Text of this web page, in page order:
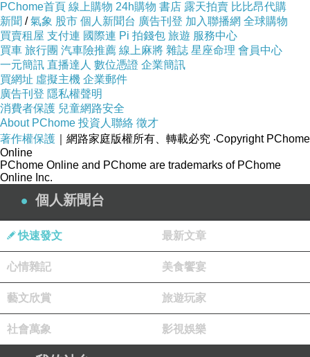
PChome首頁 線上購物 24h購物 書店 露天拍賣 比比昂代購
新聞 /氣象 股市 個人新聞台 廣告刊登 加入聯播網 全球購物
買賣租屋 支付連 國際連 Pi 拍錢包 旅遊 服務中心
買車 旅行團 汽車險推薦 線上麻將 雜誌 星座命理 會員中心
一元簡訊 直播達人 數位憑證 企業簡訊
買網址 虛擬主機 企業郵件
廣告刊登 隱私權聲明
消費者保護 兒童網路安全
About PChome 投資人聯絡 徵才
著作權保護 ｜網路家庭版權所有、轉載必究 ‧Copyright PChome
Online
PChome Online and PChome are trademarks of PChome
Online Inc.
個人新聞台
快速發文 最新文章
心情雜記 美食饗宴
藝文欣賞 旅遊玩家
社會萬象 影視娛樂